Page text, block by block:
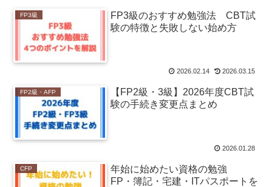
FP3級
FP3級のおすすめ勉強法 CBT試
験の特徴と失敗しない始め方
2026.02.14 2026.03.15
FP2級・AFP
【FP2級・3級】2026年度CBT試
験の手続き変更点まとめ
2026.01.28
CFP
年始に始めたい資格の勉強
FP・簿記・宅建・ITパスポートを